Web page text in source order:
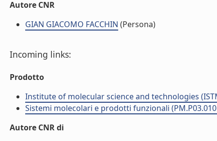
Autore CNR
GIAN GIACOMO FACCHIN (Persona)
Incoming links:
Prodotto
Institute of molecular science and technologies
Sistemi molecolari e prodotti funzionali
Autore CNR di